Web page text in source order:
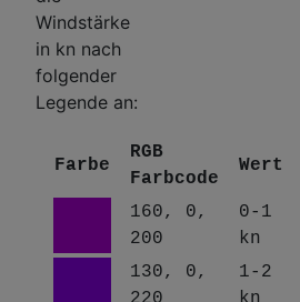
Windstärke
in kn nach
folgender
Legende an:
Farbe
RGB
Farbcode
Wert
160, 0,
200
0-1
kn
130, 0,
1-2